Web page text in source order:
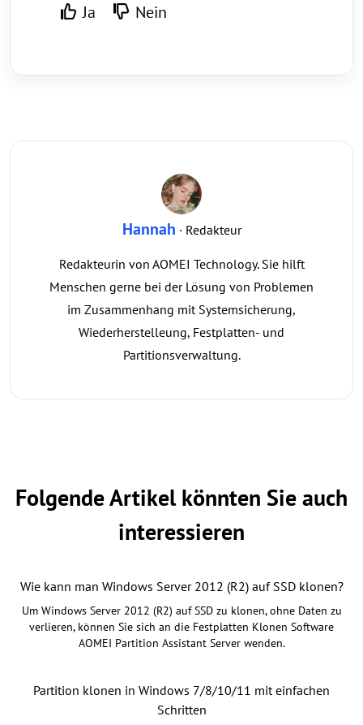
Ja Nein
Hannah · Redakteur
Redakteurin von AOMEI Technology. Sie hilft
Menschen gerne bei der Lösung von Problemen
im Zusammenhang mit Systemsicherung,
Wiederherstelleung, Festplatten- und
Partitionsverwaltung.
Folgende Artikel könnten Sie auch
interessieren
Wie kann man Windows Server 2012 (R2) auf SSD klonen?
Um Windows Server 2012 (R2) auf SSD zu klonen, ohne Daten zu
verlieren, können Sie sich an die Festplatten Klonen Software
AOMEI Partition Assistant Server wenden.
Partition klonen in Windows 7/8/10/11 mit einfachen
Schritten